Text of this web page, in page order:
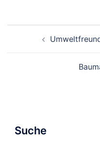
navigation
Suche